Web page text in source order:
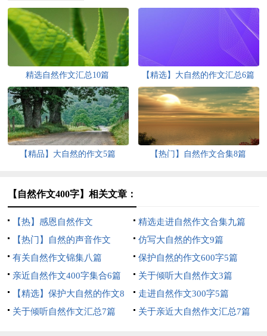
精选自然作文汇总10篇 【精选】大自然的作文汇总6篇
【精品】大自然的作文5篇 【热门】自然作文合集8篇
【自然作文400字】相关文章：
【热】感恩自然作文
精选走进自然作文合集九篇
【热门】自然的声音作文
仿写大自然的作文9篇
有关自然作文锦集八篇
保护自然的作文600字5篇
亲近自然作文400字集合6篇
关于倾听大自然作文3篇
【精选】保护大自然的作文8
篇
走进自然作文300字5篇
关于倾听自然作文汇总7篇
关于亲近大自然作文汇总7篇